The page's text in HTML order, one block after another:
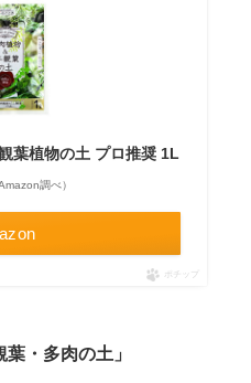
葉植物の土 プロ推奨 1L
調べ）
ポチップ
・多肉の土」